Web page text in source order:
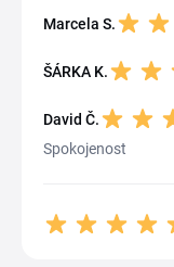
Marcela S.
ŠÁRKA K.
David Č.
Spokojenost